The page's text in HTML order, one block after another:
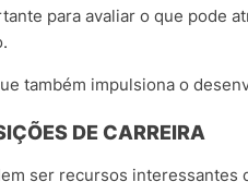
para avaliar o que pode
também impulsiona o
DE CARREIRA
ser recursos interessantes